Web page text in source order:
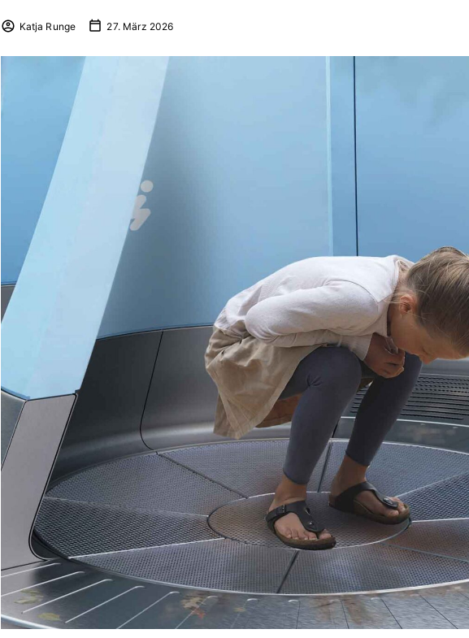
Katja Runge 27. März 2026